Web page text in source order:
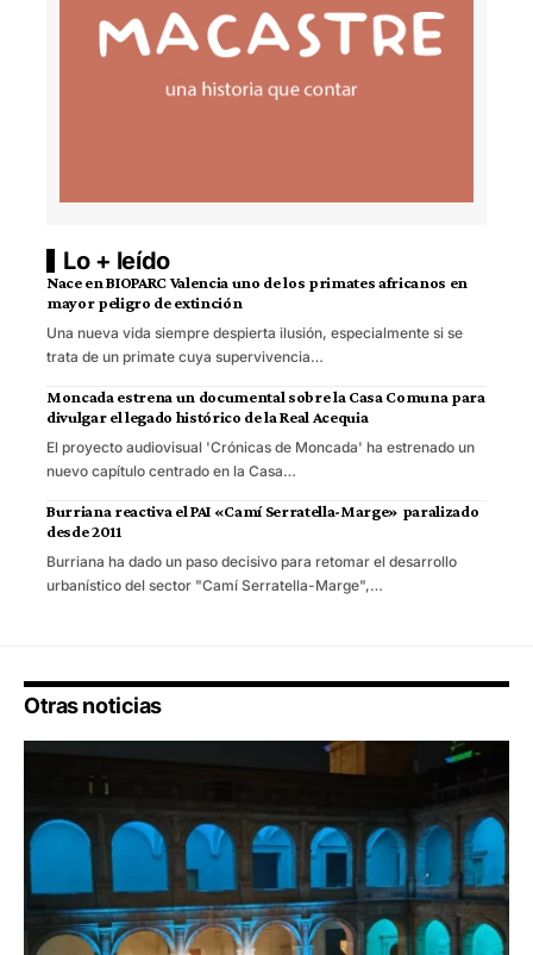
Lo + leído
Nace en BIOPARC Valencia uno de los primates africanos en
mayor peligro de extinción
Una nueva vida siempre despierta ilusión, especialmente si se
trata de un primate cuya supervivencia…
Moncada estrena un documental sobre la Casa Comuna para
divulgar el legado histórico de la Real Acequia
El proyecto audiovisual 'Crónicas de Moncada' ha estrenado un
nuevo capítulo centrado en la Casa…
Burriana reactiva el PAI «Camí Serratella-Marge» paralizado
desde 2011
Burriana ha dado un paso decisivo para retomar el desarrollo
urbanístico del sector "Camí Serratella-Marge",…
Otras noticias